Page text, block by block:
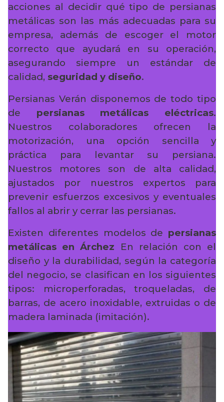
acciones al decidir qué tipo de persianas
metálicas son las más adecuadas para su
empresa, además de escoger el motor
correcto que ayudará en su operación,
asegurando siempre un estándar de
calidad, seguridad y diseño.
Persianas Verán disponemos de todo tipo
de persianas metálicas eléctricas.
Nuestros colaboradores ofrecen la
motorización, una opción sencilla y
práctica para levantar su persiana.
Nuestros motores son de alta calidad,
ajustados por nuestros expertos para
prevenir esfuerzos excesivos y eventuales
fallos al abrir y cerrar las persianas.
Existen diferentes modelos de persianas
metálicas en Árchez En relación con el
diseño y la durabilidad, según la categoría
del negocio, se clasifican en los siguientes
tipos: microperforadas, troqueladas, de
barras, de acero inoxidable, extruidas o de
madera laminada (imitación).